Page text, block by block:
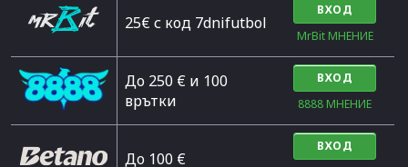
25€ с код 7dnifutbol
ВХОД
MrBit МНЕНИЕ
До 250 € и 100
врътки
ВХОД
8888 МНЕНИЕ
Дo 100 €
ВХОД